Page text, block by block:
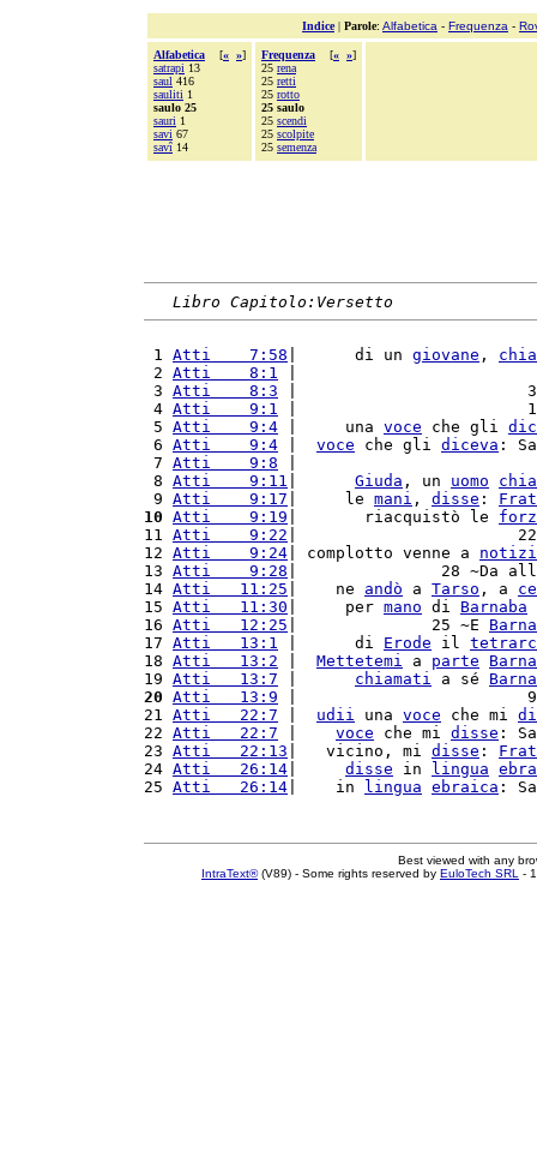
Indice| Parole: Alfabetica - Frequenza -
Alfabetica [« »]
satrapi 13
saul 416
sauliti 1
saulo 25
sauri 1
savi 67
savî 14
Frequenza [« »]
25 rena
25 retti
25 rotto
25 saulo
25 scendi
25 scolpite
25 semenza
Libro Capitolo:Versetto
1 Atti    7:58 |      di un giovane ,
2 Atti    8:1
3 Atti    8:3 |                        3
4 Atti    9:1 |                        1
5 Atti    9:4 |     una voce che gli
6 Atti    9:4 voce che gli diceva :
7 Atti    9:8
8 Atti    9:11 Giuda , un uomo
9 Atti    9:17 |     le mani , disse :
10 Atti    9:19 |       riacquistò le
11 Atti    9:22 |                       22
12 Atti    9:24 | complotto venne a
13 Atti    9:28 |               28 ~Da
14 Atti   11:25 |    ne andò a Tarso , a
15 Atti   11:30 |     per mano di Barnaba
16 Atti   12:25 |              25 ~E
17 Atti   13:1 |      di Erode il
18 Atti   13:2 Mettetemi a parte
19 Atti   13:7 chiamati a sé
20 Atti   13:9 |                        9
21 Atti   22:7 udii una voce che mi
22 Atti   22:7 voce che mi disse :
23 Atti   22:13 |   vicino, mi disse :
24 Atti   26:14 disse in lingua
25 Atti   26:14 |    in lingua ebraica :
Best viewed with any
IntraText®(V89) - Some rights reserved by EuloTech SRL -